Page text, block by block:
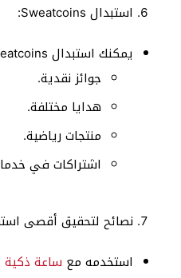
استبدال Sweatcoins:
يمكنك استبدال Sweatcoins بمكافآت متنوعة، مثل:
جوائز نقدية.
هدايا مختلفة.
منتجات رياضية.
اشتراكات في
نصائح لتحقيق أقصى
استخدمه مع ساعة ذكية